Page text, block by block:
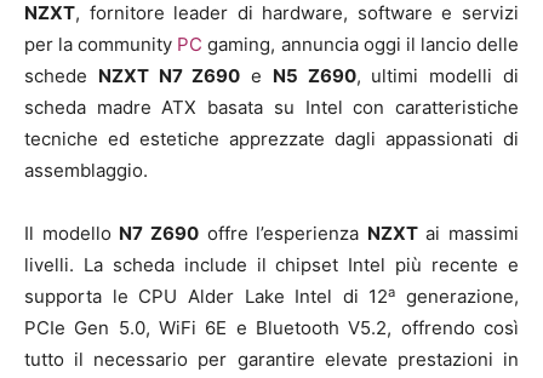
NZXT, fornitore leader di hardware, software e servizi
per la community PC gaming, annuncia oggi il lancio delle
schede NZXT N7 Z690 e N5 Z690, ultimi modelli di
scheda madre ATX basata su Intel con caratteristiche
tecniche ed estetiche apprezzate dagli appassionati di
assemblaggio.
Il modello N7 Z690offre l’esperienza NZXTai massimi
livelli. La scheda include il chipset Intel più recente e
supporta le CPU Alder Lake Intel di 12a
generazione,
PCIe Gen 5.0, WiFi 6E e Bluetooth V5.2, offrendo così
tutto il necessario per garantire elevate prestazioni in